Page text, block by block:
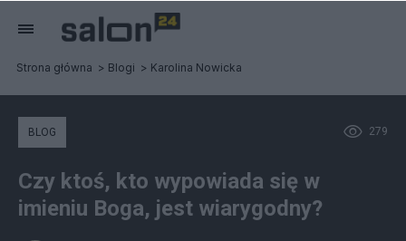
Strona główna Blogi Karolina Nowicka
279
BLOG
Czy ktoś, kto wypowiada się w
imieniu Boga, jest wiarygodny?